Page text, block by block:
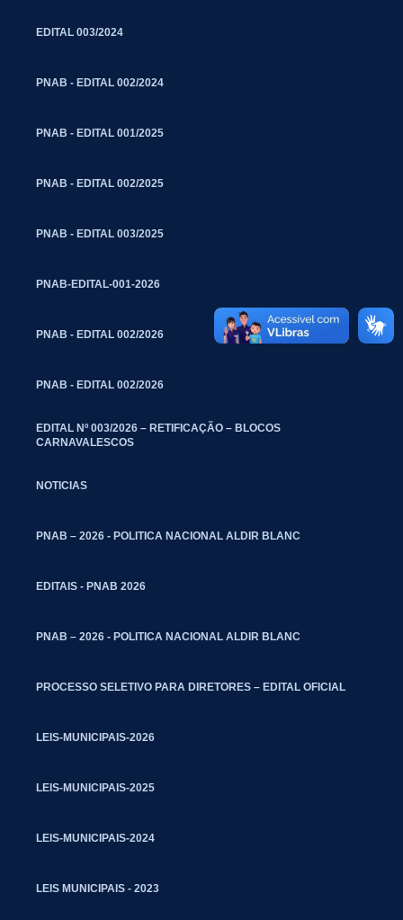
EDITAL 003/2024
PNAB - EDITAL 002/2024
PNAB - EDITAL 001/2025
PNAB - EDITAL 002/2025
PNAB - EDITAL 003/2025
PNAB-EDITAL-001-2026
PNAB - EDITAL 002/2026
PNAB - EDITAL 002/2026
EDITAL Nº 003/2026 – RETIFICAÇÃO – BLOCOS
CARNAVALESCOS
NOTICIAS
PNAB – 2026 - POLITICA NACIONAL ALDIR BLANC
EDITAIS - PNAB 2026
PNAB – 2026 - POLITICA NACIONAL ALDIR BLANC
PROCESSO SELETIVO PARA DIRETORES – EDITAL OFICIAL
LEIS-MUNICIPAIS-2026
LEIS-MUNICIPAIS-2025
LEIS-MUNICIPAIS-2024
LEIS MUNICIPAIS - 2023